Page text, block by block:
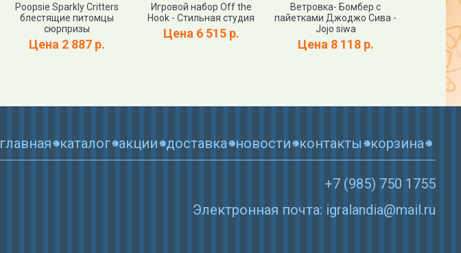
Poopsie Sparkly Critters
блестящие питомцы
сюрпризы
Цена 2 887 р.
Игровой набор Off the
Hook - Стильная студия
Цена 6 515 р.
Ветровка- Бомбер с
пайетками Джоджо Сива -
Jojo siwa
Цена 8 118 р.
главная каталог акции доставка новости контакты корзина
+7 (985) 750 1755
Электронная почта: igralandia@mail.ru